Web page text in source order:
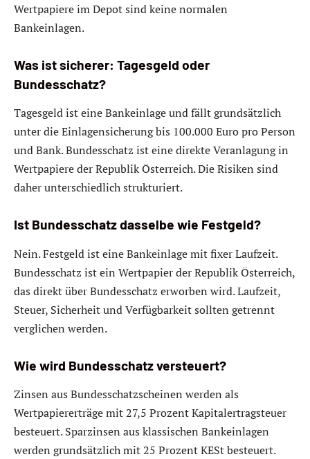
Wertpapiere im Depot sind keine normalen
Bankeinlagen.
Was ist sicherer: Tagesgeld oder
Bundesschatz?
Tagesgeld ist eine Bankeinlage und fällt grundsätzlich
unter die Einlagensicherung bis 100.000 Euro pro Person
und Bank. Bundesschatz ist eine direkte Veranlagung in
Wertpapiere der Republik Österreich. Die Risiken sind
daher unterschiedlich strukturiert.
Ist Bundesschatz dasselbe wie Festgeld?
Nein. Festgeld ist eine Bankeinlage mit fixer Laufzeit.
Bundesschatz ist ein Wertpapier der Republik Österreich,
das direkt über Bundesschatz erworben wird. Laufzeit,
Steuer, Sicherheit und Verfügbarkeit sollten getrennt
verglichen werden.
Wie wird Bundesschatz versteuert?
Zinsen aus Bundesschatzscheinen werden als
Wertpapiererträge mit 27,5 Prozent Kapitalertragsteuer
besteuert. Sparzinsen aus klassischen Bankeinlagen
werden grundsätzlich mit 25 Prozent KESt besteuert.